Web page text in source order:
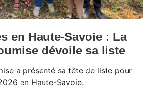
en Haute-Savoie : La
dévoile sa liste
a présenté sa tête de liste pour
en Haute-Savoie.